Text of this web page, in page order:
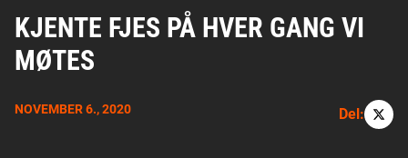
KJENTE FJES PÅ HVER GANG VI
MØTES
NOVEMBER 6., 2020 Del: